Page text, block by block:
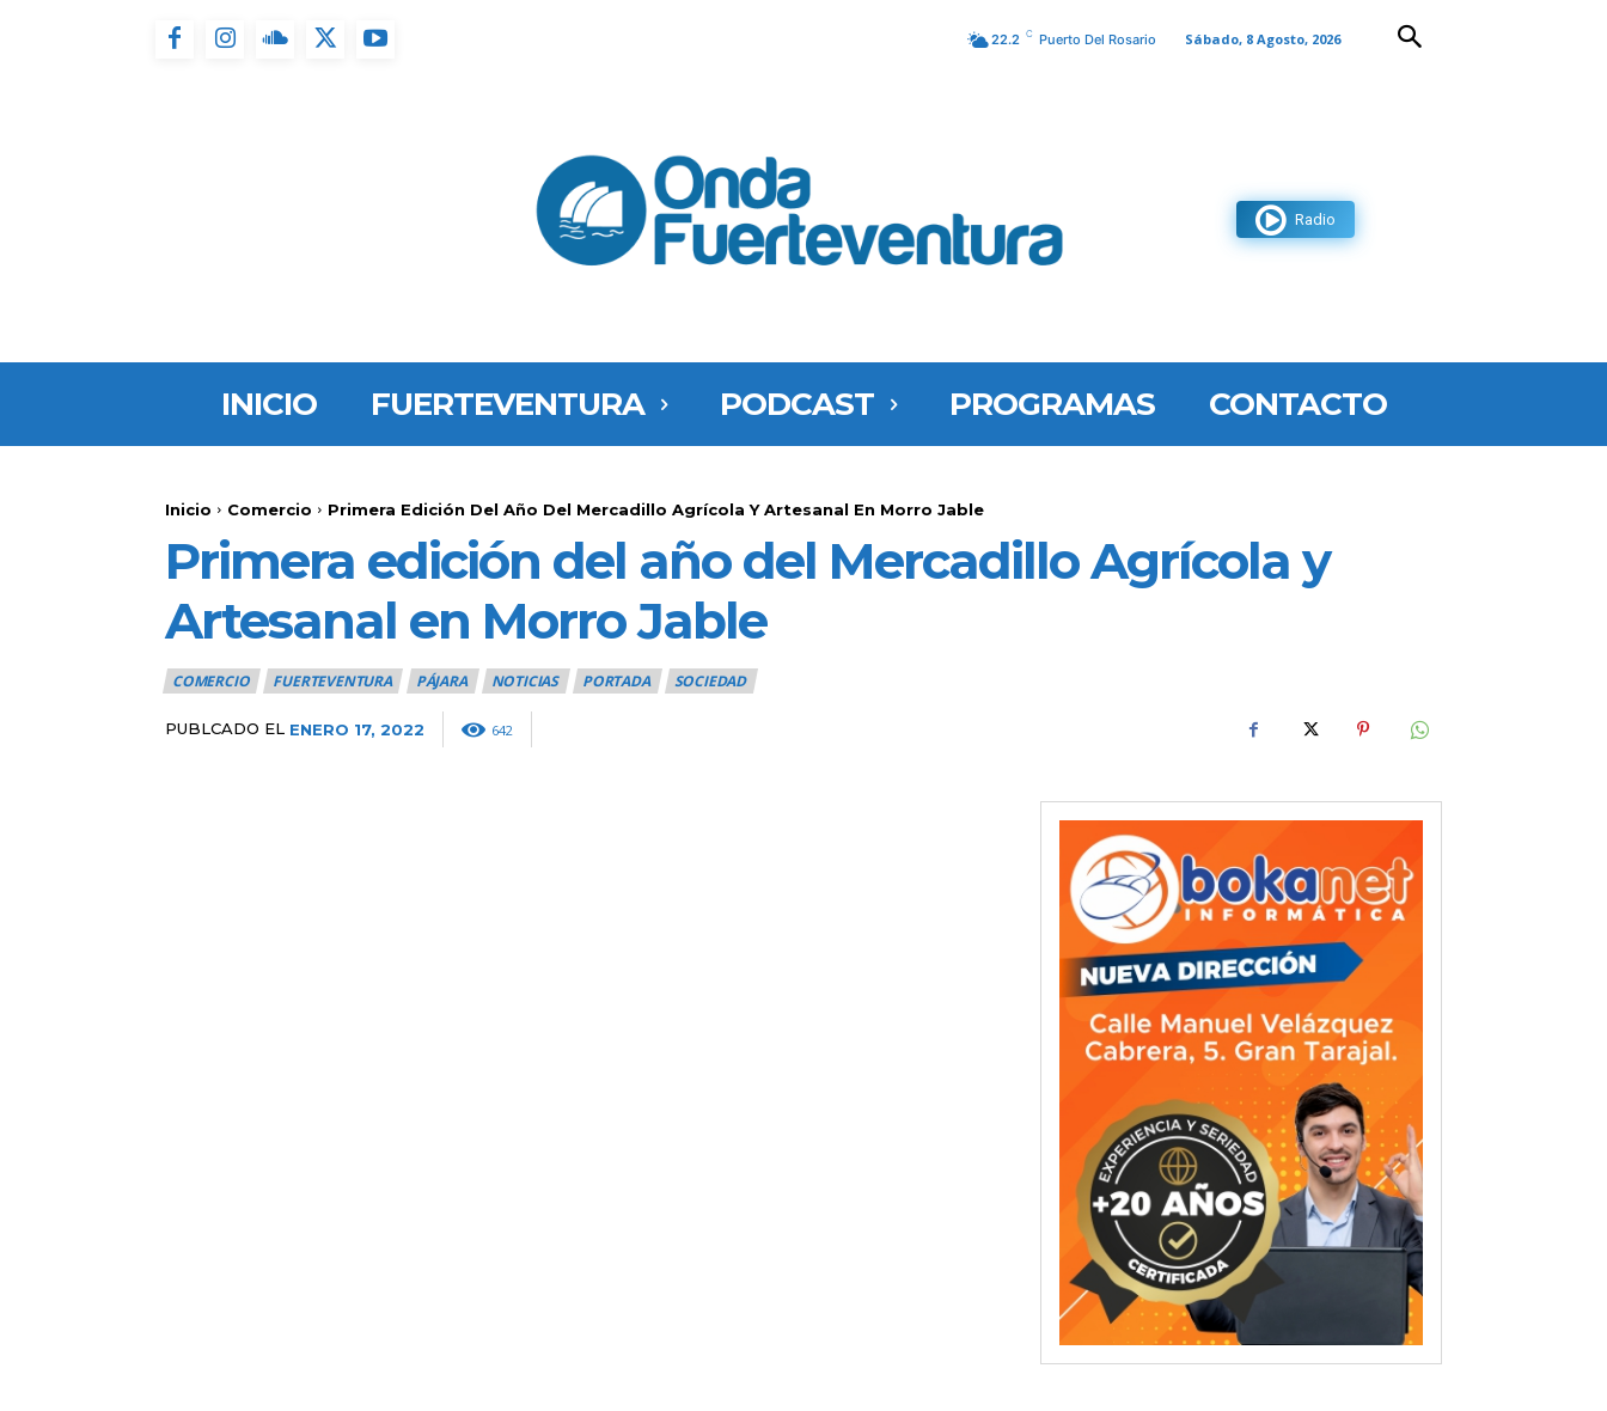
22.2 C Puerto Del Rosario Sábado, 8 Agosto, 2026
Radio
INICIO FUERTEVENTURA PODCAST PROGRAMAS CONTACTO
Inicio Comercio Primera Edición Del Año Del Mercadillo Agrícola Y Artesanal En Morro Jable
Primera edición del año del Mercadillo Agrícola y
Artesanal en Morro Jable
COMERCIO FUERTEVENTURA PÁJARA NOTICIAS PORTADA SOCIEDAD
PUBLCADO EL ENERO 17, 2022 642